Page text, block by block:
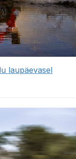
laupäevasel